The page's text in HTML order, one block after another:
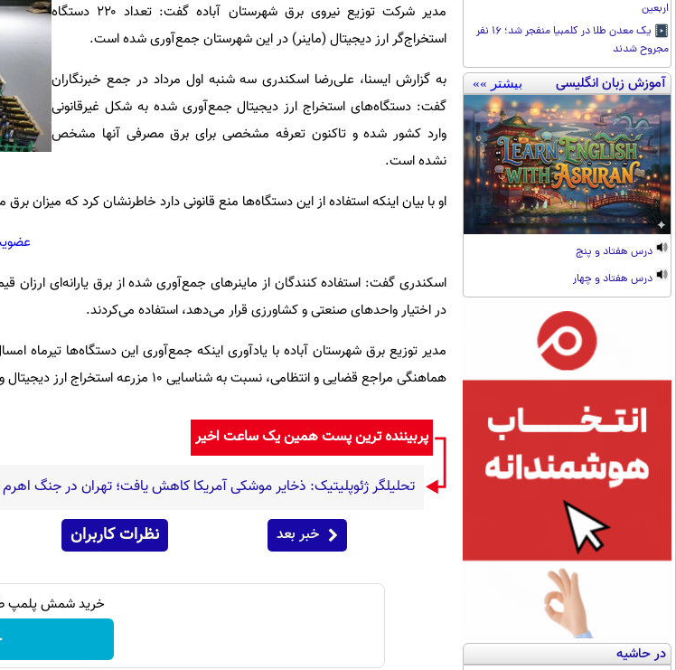
اربعین
یک معدن طلا در کلمبیا منفجر شد؛ ۱۶ نفر
مجروح شدند
آموزش زبان انگلیسی بیشتر »»
درس هفتاد و پنج
درس هفتاد و چهار
در حاشیه
مدیر شرکت توزیع نیروی برق شهرستان آباده گفت: تعداد ۲۲۰ دستگاه
استخراج‌گر ارز دیجیتال (ماینر) در این شهرستان جمع‌آوری شده است.
به گزارش ایسنا، علی‌رضا اسکندری سه شنبه اول مرداد در جمع خبرنگاران
گفت: دستگاه‌های استخراج ارز دیجیتال جمع‌آوری شده به شکل غیرقانونی
وارد کشور شده و تاکنون تعرفه مشخصی برای برق مصرفی آنها مشخص
نشده است.
او با بیان اینکه استفاده از این دستگاه‌ها منع قانونی دارد خاطرنشان کرد که میزان
اسکندری گفت: استفاده کنندگان از ماینرهای جمع‌آوری شده از برق یارانه‌ای ارزان
در اختیار واحدهای صنعتی و کشاورزی قرار می‌دهد، استفاده می‌کردند.
مدیر توزیع برق شهرستان آباده با یادآوری اینکه جمع‌آوری این دستگاه‌ها تیرماه
هماهنگی مراجع قضایی و انتظامی، نسبت به شناسایی ۱۰ مزرعه استخراج ارز دیجیتال و جمع‌آوری این دستگاه‌ها اقدام شد.
پربیننده ترین پست همین یک ساعت اخیر
تحلیلگر ژئوپلیتیک: ذخایر موشکی آمریکا کاهش یافت؛ تهران در جنگ
خبر بعد نظرات کاربران
خرید شمش پلمپ طلاسی، از